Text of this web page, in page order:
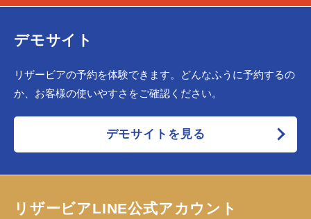
デモサイト
リザービアの予約を体験できます。どんなふうに予約するの
か、お客様の使いやすさをご確認ください。
デモサイトを見る
リザービアLINE公式アカウント